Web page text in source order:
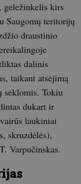
geležinkelis kirs
Saugomų teritorijų
draustinio
dalinis
taikant atsėjimą
sėklomis. Tokiu
dukart ir
laukiniai
skruzdėlės),
Varpučinskas.